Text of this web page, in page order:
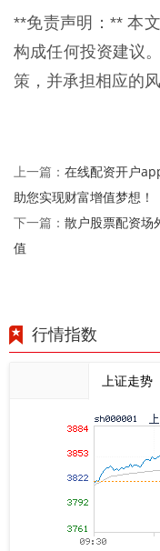
**免责声明：** 本
构成任何投资建议
策，并承担相应的风
上一篇： 在线配资开户
助您实现财富增值梦想！
下一篇： 散户股票配资场
值
行情指数
上证走势